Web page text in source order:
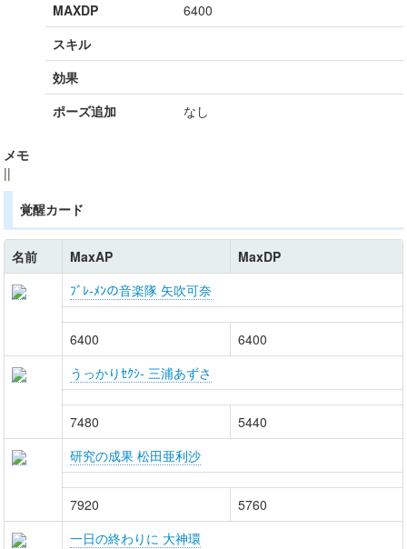
MAXDP
6400
スキル
効果
ポーズ追加
なし
メモ
||
覚醒カード
名前 MaxAP
MaxDP
ﾌﾞﾚ-ﾒﾝの音楽隊 矢吹可奈
6400
6400
うっかりｾｸｼ- 三浦あずさ
7480
5440
研究の成果 松田亜利沙
7920
5760
一日の終わりに 大神環